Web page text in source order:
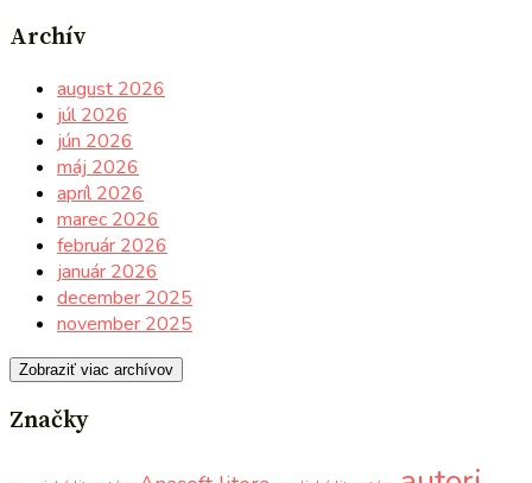
Archív
august 2026
júl 2026
jún 2026
máj 2026
apríl 2026
marec 2026
február 2026
január 2026
december 2025
november 2025
Zobraziť viac archívov
Značky